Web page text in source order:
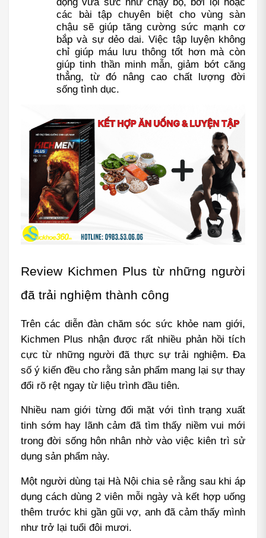
các bài tập chuyên biệt cho vùng sàn
chậu sẽ giúp tăng cường sức mạnh cơ
bắp và sự dẻo dai. Việc tập luyện không
chỉ giúp máu lưu thông tốt hơn mà còn
giúp tinh thần minh mẫn, giảm bớt căng
thẳng, từ đó nâng cao chất lượng đời
sống tình dục.
Review Kichmen Plus từ những người
đã trải nghiệm thành công
Trên các diễn đàn chăm sóc sức khỏe nam giới,
Kichmen Plus nhận được rất nhiều phản hồi tích
cực từ những người đã thực sự trải nghiệm. Đa
số ý kiến đều cho rằng sản phẩm mang lại sự thay
đổi rõ rệt ngay từ liệu trình đầu tiên.
Nhiều nam giới từng đối mặt với tình trạng xuất
tinh sớm hay lãnh cảm đã tìm thấy niềm vui mới
trong đời sống hôn nhân nhờ vào việc kiên trì sử
dụng sản phẩm này.
Một người dùng tại Hà Nội chia sẻ rằng sau khi áp
dụng cách dùng 2 viên mỗi ngày và kết hợp uống
thêm trước khi gần gũi vợ, anh đã cảm thấy mình
như trở lại tuổi đôi mươi.